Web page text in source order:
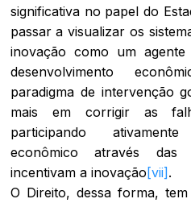
significativa no papel do
passar a visualizar os
inovação como um
desenvolvimento
paradigma de intervenção
mais em corrigir as
participando
econômico através
incentivam a inovação[vii].
O Direito, dessa forma,